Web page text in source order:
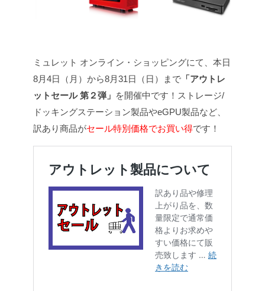
ミュレット オンライン・ショッピングにて、本日
8月4日（月）から8月31日（日）まで 「アウトレ
ットセール 第２弾」 を開催中です！ストレージ/
ドッキングステーション製品やeGPU製品など、
訳あり商品がセール特別価格でお買い得です！